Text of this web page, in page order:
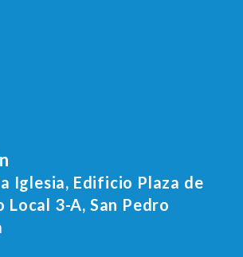
Iglesia, Edificio Plaza de
Local 3-A, San Pedro